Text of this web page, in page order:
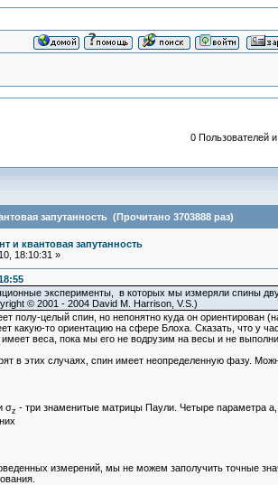
0 Пользователей
запутанность (Прочитано 3703888 раз)
и квантовая запутанность
18:10:31 »
эксперименты, в которых мы измеряли спины
© 2001 - 2004 David M. Harrison, V.S.)
полу-целый спин, но непонятно куда он ориентирован
какую-то ориентацию на сфере Блоха. Сказать, что у
веса, пока мы его не водрузим на весы и не
в этих случаях, спин имеет неопределенную фазу.
σz - три знаменитые матрицы Паули. Четыре параметра
измерений, мы не можем заполучить точные